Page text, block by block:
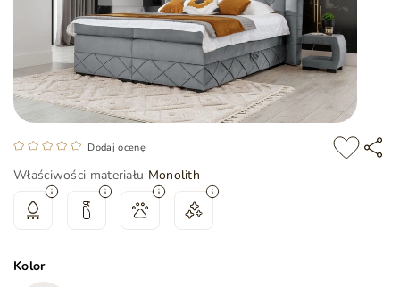
Dodaj ocenę
Właściwości materiału Monolith
Kolor